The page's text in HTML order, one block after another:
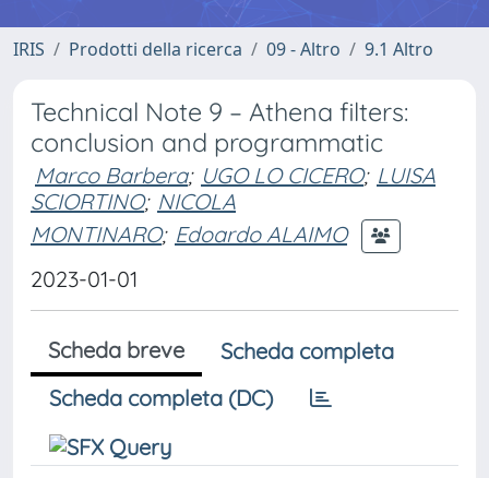
IRIS Prodotti della ricerca 09 - Altro 9.1 Altro
Technical Note 9 – Athena filters:
conclusion and programmatic
Marco Barbera; UGO LO CICERO; LUISA
SCIORTINO; NICOLA
MONTINARO; Edoardo ALAIMO
2023-01-01
Scheda breve
Scheda completa
Scheda completa (DC)